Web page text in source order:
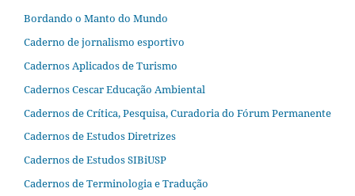
Bordando o Manto do Mundo
Caderno de jornalismo esportivo
Cadernos Aplicados de Turismo
Cadernos Cescar Educação Ambiental
Cadernos de Crítica, Pesquisa, Curadoria do Fórum Permanente
Cadernos de Estudos Diretrizes
Cadernos de Estudos SIBiUSP
Cadernos de Terminologia e Tradução